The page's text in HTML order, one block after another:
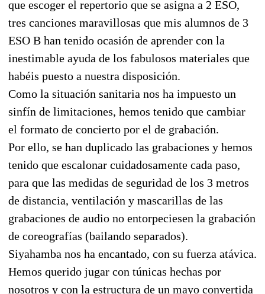
que escoger el repertorio que se asigna a 2 ESO,
tres canciones maravillosas que mis alumnos de 3
ESO B han tenido ocasión de aprender con la
inestimable ayuda de los fabulosos materiales que
habéis puesto a nuestra disposición.
Como la situación sanitaria nos ha impuesto un
sinfín de limitaciones, hemos tenido que cambiar
el formato de concierto por el de grabación.
Por ello, se han duplicado las grabaciones y hemos
tenido que escalonar cuidadosamente cada paso,
para que las medidas de seguridad de los 3 metros
de distancia, ventilación y mascarillas de las
grabaciones de audio no entorpeciesen la grabación
de coreografías (bailando separados).
Siyahamba nos ha encantado, con su fuerza atávica.
Hemos querido jugar con túnicas hechas por
nosotros y con la estructura de un mayo convertida